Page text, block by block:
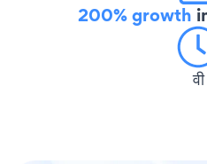
200% growth
वी